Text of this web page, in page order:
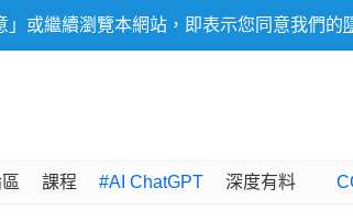
或繼續瀏覽本網站，即表示您同意我們的
課程 #AI ChatGPT 深度有料